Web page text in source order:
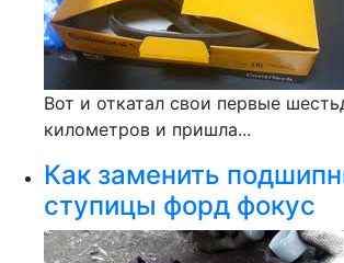
Вот и откатал свои первые
километров и пришла...
Как заменить
ступицы форд фокус